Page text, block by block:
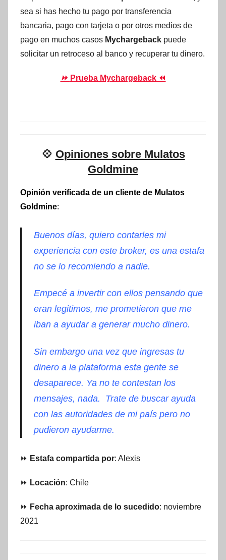
sea si has hecho tu pago por transferencia
bancaria, pago con tarjeta o por otros medios de
pago en muchos casos Mychargeback puede
solicitar un retroceso al banco y recuperar tu dinero.
⏩ Prueba Mychargeback ⏪
💠 Opiniones sobre Mulatos
Goldmine
Opinión verificada de un cliente de Mulatos
Goldmine:
Buenos días, quiero contarles mi
experiencia con este broker, es una estafa
no se lo recomiendo a nadie.
Empecé a invertir con ellos pensando que
eran legitimos, me prometieron que me
iban a ayudar a generar mucho dinero.
Sin embargo una vez que ingresas tu
dinero a la plataforma esta gente se
desaparece. Ya no te contestan los
mensajes, nada. Trate de buscar ayuda
con las autoridades de mi país pero no
pudieron ayudarme.
⏩ Estafa compartida por: Alexis
⏩ Locación: Chile
⏩ Fecha aproximada de lo sucedido: noviembre
2021